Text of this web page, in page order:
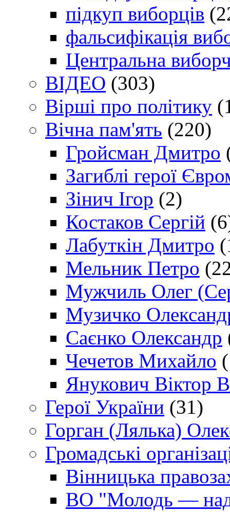
підкуп виборців
фальсифікація
Центральна
ВІДЕО (303)
Вірші про політику
Вічна пам'ять (220)
Гройсман Дмитро
Загиблі герої
Зінич Ігор (2)
Костаков Сергій
Лабуткін Дмитро
Мельник Петро
Мужчиль Олег
Музичко
Саєнко Олександр
Чечетов Михайло
Янукович Віктор
Герої України (31)
Горган (Лялька)
Громадські
Вінницька
ВО "Молодь —